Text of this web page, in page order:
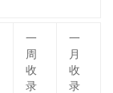
一
周
收
录
一
月
收
录